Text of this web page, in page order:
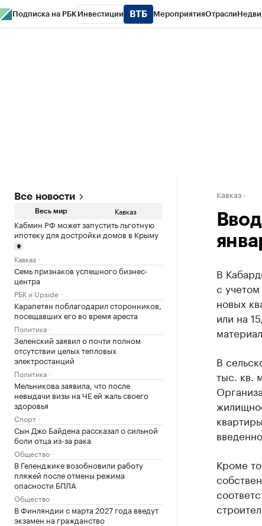
Подписка на РБК Инвестиции МероприятияОтрасли
Все новости
Весь мир Кавказ
Кабмин РФ может запустить льготную
ипотеку для достройки домов в Крыму
Кавказ
Семь признаков успешного бизнес-
центра
РБК и Upside
Карапетян поблагодарил сторонников,
посещавших его во время ареста
Политика
Зеленский заявил о почти полном
отсутствии целых тепловых
электростанций
Политика
Мельникова заявила, что после
невыдачи визы на ЧЕ ей жаль своего
здоровья
Спорт
Сын Джо Байдена рассказал о сильной
боли отца из-за рака
Общество
В Геленджике возобновили работу
пляжей после отмены режима
опасности БПЛА
Общество
В Финляндии с марта 2027 года введут
экзамен на гражданство
Кавказ
В
с
новых
или на
В
тыс. кв.
Кроме